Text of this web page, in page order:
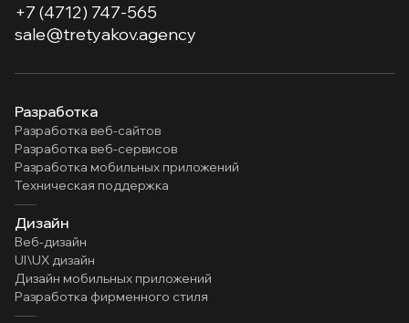
+7 (4712) 747-565
sale@tretyakov.agency
Разработка
Разработка веб-сайтов
Разработка веб-сервисов
Разработка мобильных приложений
Техническая поддержка
Дизайн
Веб-дизайн
UI\UX дизайн
Дизайн мобильных приложений
Разработка фирменного стиля